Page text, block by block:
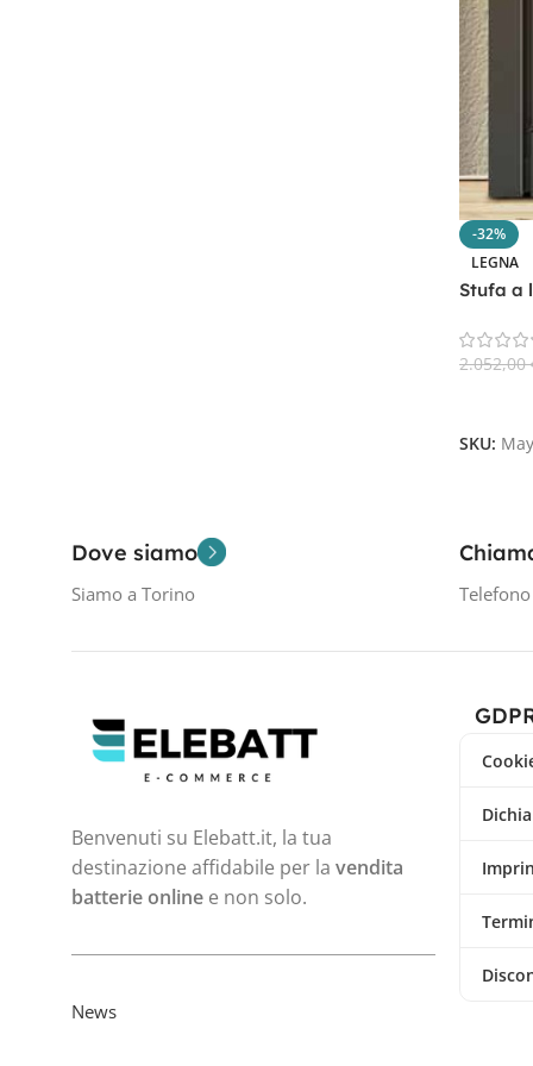
-32%
LEGNA
Stufa a
2.052,00
SKU:
Dove siamo
Siamo a Torino
Benvenuti su Elebatt.it, la tua
destinazione affidabile per la vendita
batterie online e non solo.
News